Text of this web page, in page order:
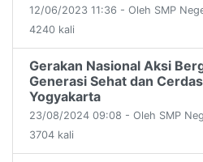
12/06/2023 11:36 - Oleh SMP
4240 kali
Gerakan Nasional Aksi
Generasi Sehat dan
Yogyakarta
23/08/2024 09:08 - Oleh SMP
3704 kali